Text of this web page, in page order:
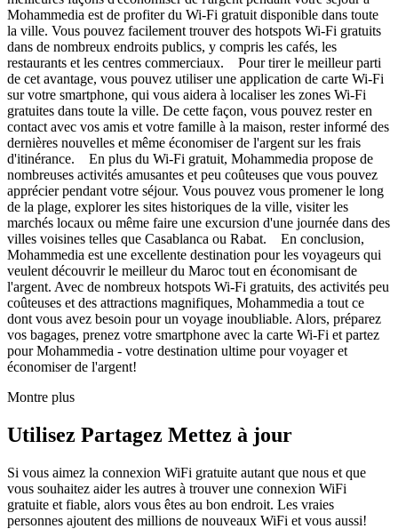
Mohammedia est de profiter du Wi-Fi gratuit disponible dans toute
la ville. Vous pouvez facilement trouver des hotspots Wi-Fi gratuits
dans de nombreux endroits publics, y compris les cafés, les
restaurants et les centres commerciaux. Pour tirer le meilleur parti
de cet avantage, vous pouvez utiliser une application de carte Wi-Fi
sur votre smartphone, qui vous aidera à localiser les zones Wi-Fi
gratuites dans toute la ville. De cette façon, vous pouvez rester en
contact avec vos amis et votre famille à la maison, rester informé des
dernières nouvelles et même économiser de l'argent sur les frais
d'itinérance. En plus du Wi-Fi gratuit, Mohammedia propose de
nombreuses activités amusantes et peu coûteuses que vous pouvez
apprécier pendant votre séjour. Vous pouvez vous promener le long
de la plage, explorer les sites historiques de la ville, visiter les
marchés locaux ou même faire une excursion d'une journée dans des
villes voisines telles que Casablanca ou Rabat. En conclusion,
Mohammedia est une excellente destination pour les voyageurs qui
veulent découvrir le meilleur du Maroc tout en économisant de
l'argent. Avec de nombreux hotspots Wi-Fi gratuits, des activités peu
coûteuses et des attractions magnifiques, Mohammedia a tout ce
dont vous avez besoin pour un voyage inoubliable. Alors, préparez
vos bagages, prenez votre smartphone avec la carte Wi-Fi et partez
pour Mohammedia - votre destination ultime pour voyager et
économiser de l'argent!
Montre plus
Utilisez Partagez Mettez à jour
Si vous aimez la connexion WiFi gratuite autant que nous et que
vous souhaitez aider les autres à trouver une connexion WiFi
gratuite et fiable, alors vous êtes au bon endroit. Les vraies
personnes ajoutent des millions de nouveaux WiFi et vous aussi!